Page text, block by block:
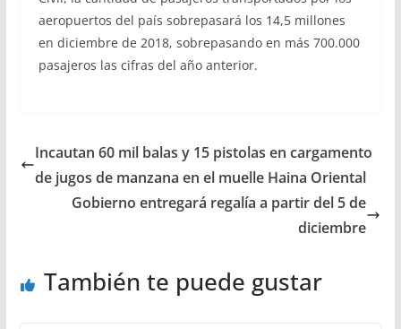
aeropuertos del país sobrepasará los 14,5 millones
en diciembre de 2018, sobrepasando en más 700.000
pasajeros las cifras del año anterior.
Incautan 60 mil balas y 15 pistolas en cargamento
de jugos de manzana en el muelle Haina Oriental
Gobierno entregará regalía a partir del 5 de
diciembre
También te puede gustar